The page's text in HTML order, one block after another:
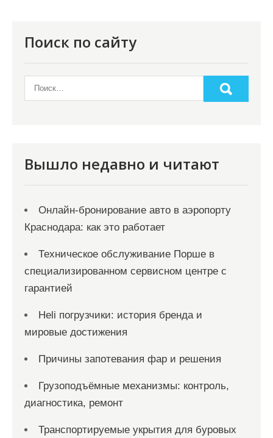
м
Поиск по сайту
Вышло недавно и читают
Онлайн‑бронирование авто в аэропорту
Краснодара: как это работает
Техническое обслуживание Порше в
специализированном сервисном центре с
гарантией
Heli погрузчики: история бренда и
мировые достижения
Причины запотевания фар и решения
Грузоподъёмные механизмы: контроль,
диагностика, ремонт
Транспортируемые укрытия для буровых